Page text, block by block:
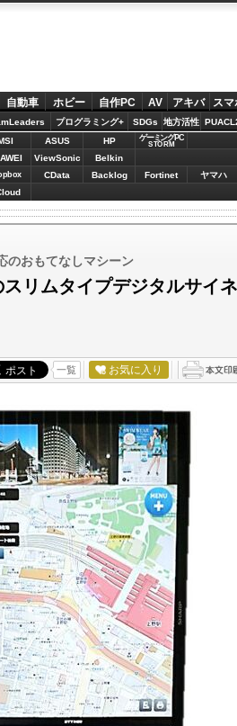
自動車 ホビー 自作PC AV アキバ スマ
プログラミング+ SDGs 地方活性
ASUS HP ゲーミングPC
STORM
ViewSonic Belkin
CData Backlog Fortinet ヤマハ
のおもてなしマシーン
リムタイプデジタルサイ
一覧 お気に入り